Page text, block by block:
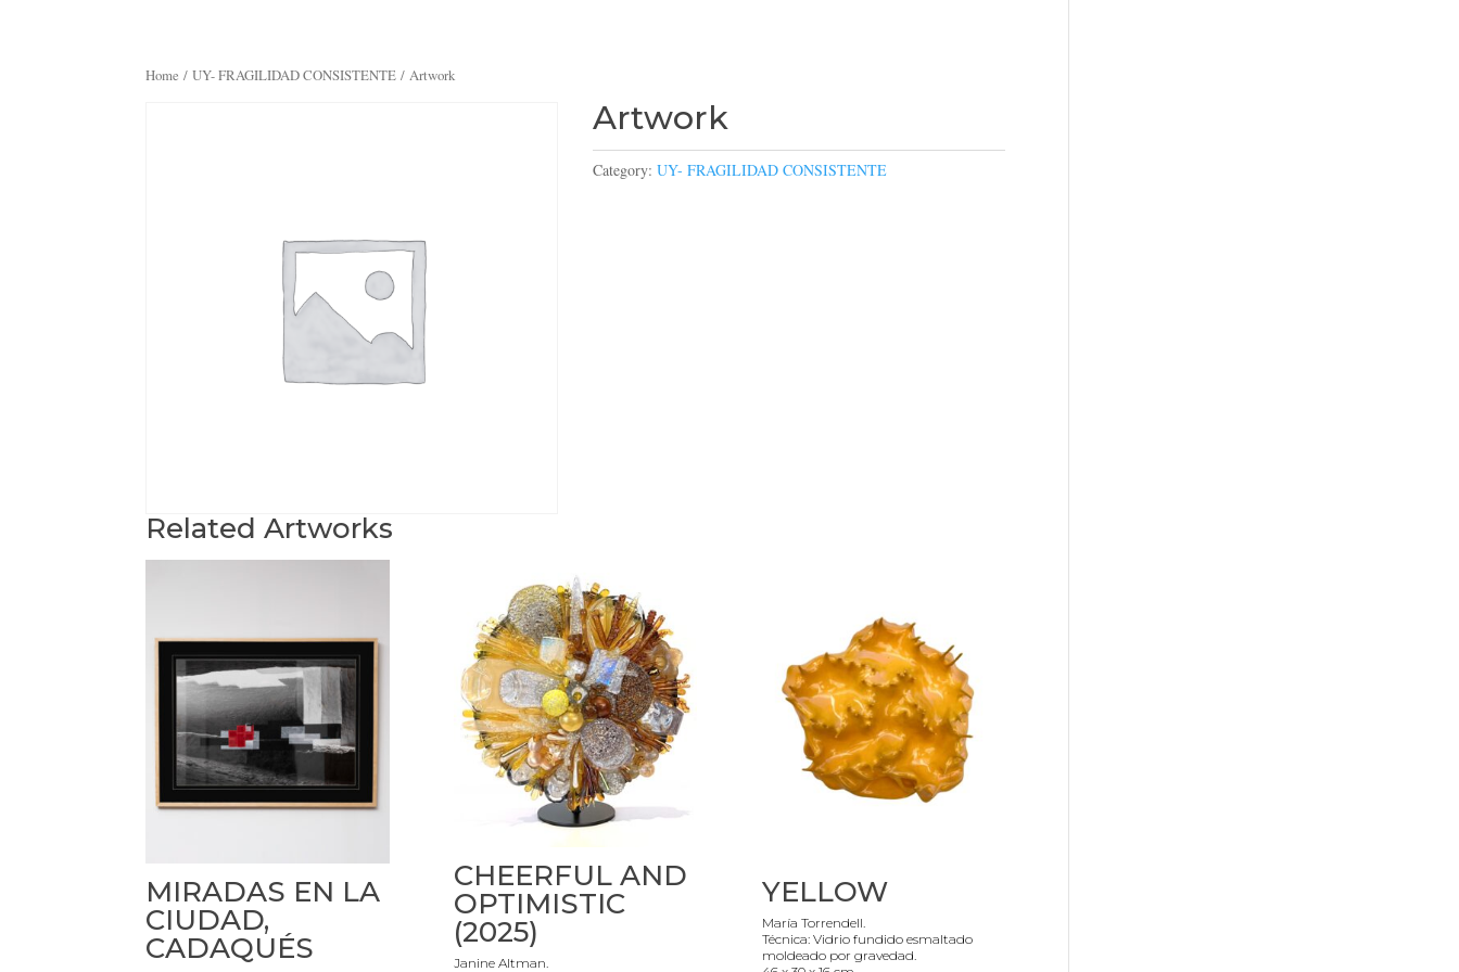
Home /UY- FRAGILIDAD CONSISTENTE / Artwork
Artwork
Category:UY- FRAGILIDAD CONSISTENTE
Related Artworks
MIRADAS EN LA
CIUDAD,
CADAQUÉS
CHEERFUL AND
OPTIMISTIC
(2025)
Janine Altman.
YELLOW
María Torrendell.
Técnica: Vidrio fundido esmaltado
moldeado por gravedad.